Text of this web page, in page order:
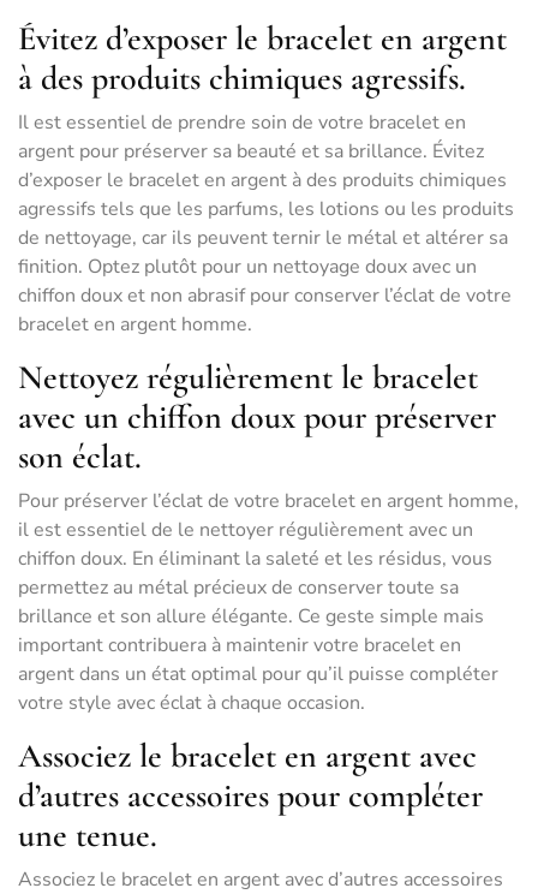
Évitez d’exposer le bracelet en argent
à des produits chimiques agressifs.
Il est essentiel de prendre soin de votre bracelet en
argent pour préserver sa beauté et sa brillance. Évitez
d’exposer le bracelet en argent à des produits chimiques
agressifs tels que les parfums, les lotions ou les produits
de nettoyage, car ils peuvent ternir le métal et altérer sa
finition. Optez plutôt pour un nettoyage doux avec un
chiffon doux et non abrasif pour conserver l’éclat de votre
bracelet en argent homme.
Nettoyez régulièrement le bracelet
avec un chiffon doux pour préserver
son éclat.
Pour préserver l’éclat de votre bracelet en argent homme,
il est essentiel de le nettoyer régulièrement avec un
chiffon doux. En éliminant la saleté et les résidus, vous
permettez au métal précieux de conserver toute sa
brillance et son allure élégante. Ce geste simple mais
important contribuera à maintenir votre bracelet en
argent dans un état optimal pour qu’il puisse compléter
votre style avec éclat à chaque occasion.
Associez le bracelet en argent avec
d’autres accessoires pour compléter
une tenue.
Associez le bracelet en argent avec d’autres accessoires